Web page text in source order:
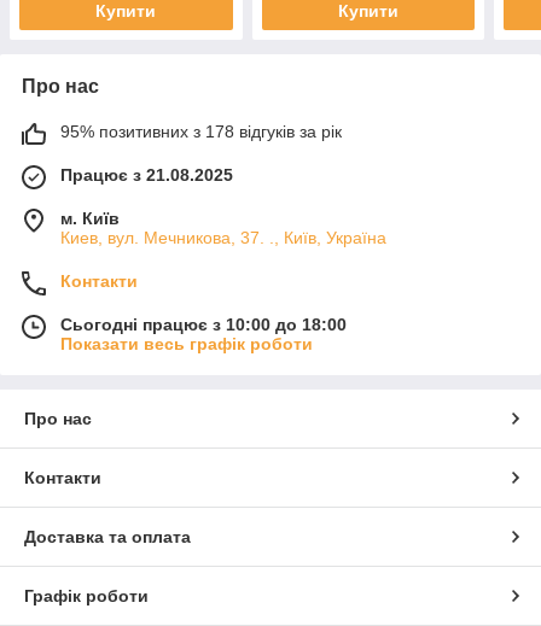
Купити Купити
Про нас
95% позитивних з 178 відгуків за рік
Працює з 21.08.2025
м. Київ
Киев, вул. Мечникова, 37. ., Київ, Україна
Контакти
Сьогодні працює з 10:00 до 18:00
Показати весь графік роботи
Про нас
Контакти
Доставка та оплата
Графік роботи